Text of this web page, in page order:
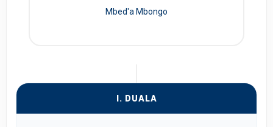
Mbed'a Mbongo
I. DUALA